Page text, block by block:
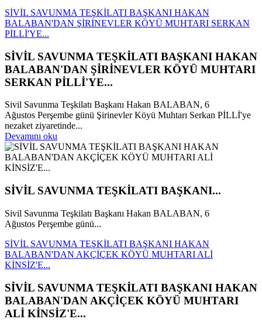
SİVİL SAVUNMA TEŞKİLATI BAŞKANI HAKAN
BALABAN'DAN ŞİRİNEVLER KÖYÜ MUHTARI SERKAN
PİLLİ'YE...
SİVİL SAVUNMA TEŞKİLATI BAŞKANI HAKAN
BALABAN'DAN ŞİRİNEVLER KÖYÜ MUHTARI
SERKAN PİLLİ'YE...
Sivil Savunma Teşkilatı Başkanı Hakan BALABAN, 6
Ağustos Perşembe günü Şirinevler Köyü Muhtarı Serkan PİLLİ'ye
nezaket ziyaretinde...
Devamını oku
SİVİL SAVUNMA TEŞKİLATI BAŞKANI...
Sivil Savunma Teşkilatı Başkanı Hakan BALABAN, 6
Ağustos Perşembe günü...
SİVİL SAVUNMA TEŞKİLATI BAŞKANI HAKAN
BALABAN'DAN AKÇİÇEK KÖYÜ MUHTARI ALİ
KİNSİZ'E...
SİVİL SAVUNMA TEŞKİLATI BAŞKANI HAKAN
BALABAN'DAN AKÇİÇEK KÖYÜ MUHTARI
ALİ KİNSİZ'E...